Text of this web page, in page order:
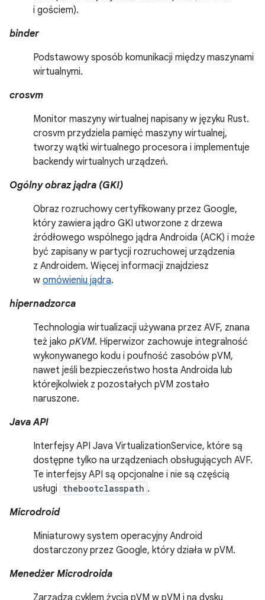
i gościem).
binder
Podstawowy sposób komunikacji między maszynami
wirtualnymi.
crosvm
Monitor maszyny wirtualnej napisany w języku Rust.
crosvm przydziela pamięć maszyny wirtualnej,
tworzy wątki wirtualnego procesora i implementuje
backendy wirtualnych urządzeń.
Ogólny obraz jądra (GKI)
Obraz rozruchowy certyfikowany przez Google,
który zawiera jądro GKI utworzone z drzewa
źródłowego wspólnego jądra Androida (ACK) i może
być zapisany w partycji rozruchowej urządzenia
z Androidem. Więcej informacji znajdziesz
w omówieniu jądra.
hipernadzorca
Technologia wirtualizacji używana przez AVF, znana
też jako pKVM. Hiperwizor zachowuje integralność
wykonywanego kodu i poufność zasobów pVM,
nawet jeśli bezpieczeństwo hosta Androida lub
którejkolwiek z pozostałych pVM zostało
naruszone.
Java API
Interfejsy API Java VirtualizationService, które są
dostępne tylko na urządzeniach obsługujących AVF.
Te interfejsy API są opcjonalne i nie są częścią
usługi thebootclasspath .
Microdroid
Miniaturowy system operacyjny Android
dostarczony przez Google, który działa w pVM.
Menedżer Microdroida